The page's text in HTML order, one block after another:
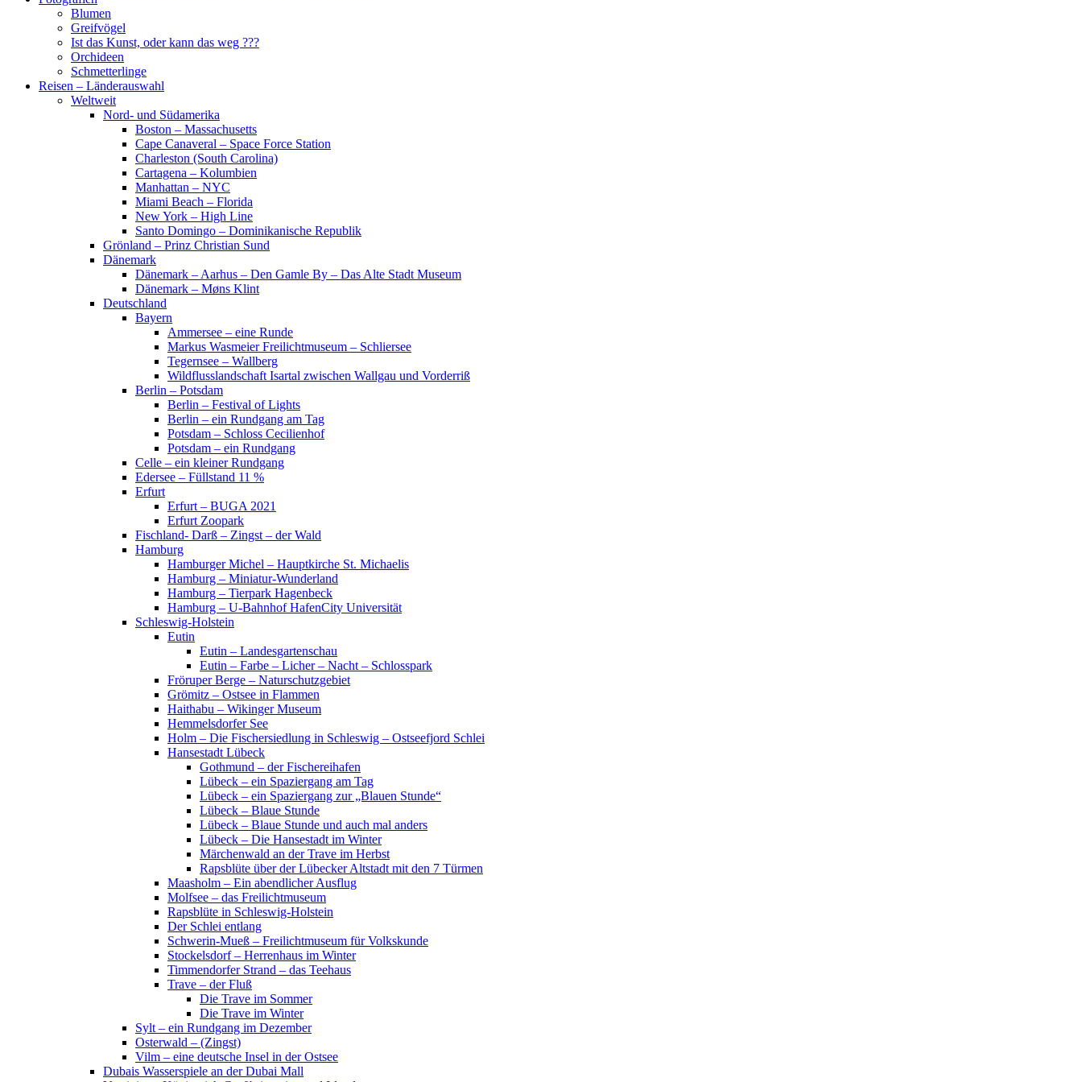
Blumen
Greifvögel
Ist das Kunst, oder kann das weg ???
Orchideen
Schmetterlinge
Reisen – Länderauswahl
Weltweit
Nord- und Südamerika
Boston – Massachusetts
Cape Canaveral – Space Force Station
Charleston (South Carolina)
Cartagena – Kolumbien
Manhattan – NYC
Miami Beach – Florida
New York – High Line
Santo Domingo – Dominikanische Republik
Grönland – Prinz Christian Sund
Dänemark
Dänemark – Aarhus – Den Gamle By – Das Alte Stadt Museum
Dänemark – Møns Klint
Deutschland
Bayern
Ammersee – eine Runde
Markus Wasmeier Freilichtmuseum – Schliersee
Tegernsee – Wallberg
Wildflusslandschaft Isartal zwischen Wallgau und Vorderriß
Berlin – Potsdam
Berlin – Festival of Lights
Berlin – ein Rundgang am Tag
Potsdam – Schloss Cecilienhof
Potsdam – ein Rundgang
Celle – ein kleiner Rundgang
Edersee – Füllstand 11 %
Erfurt
Erfurt – BUGA 2021
Erfurt Zoopark
Fischland- Darß – Zingst – der Wald
Hamburg
Hamburger Michel – Hauptkirche St. Michaelis
Hamburg – Miniatur-Wunderland
Hamburg – Tierpark Hagenbeck
Hamburg – U-Bahnhof HafenCity Universität
Schleswig-Holstein
Eutin
Eutin – Landesgartenschau
Eutin – Farbe – Licher – Nacht – Schlosspark
Fröruper Berge – Naturschutzgebiet
Grömitz – Ostsee in Flammen
Haithabu – Wikinger Museum
Hemmelsdorfer See
Holm – Die Fischersiedlung in Schleswig – Ostseefjord Schlei
Hansestadt Lübeck
Gothmund – der Fischereihafen
Lübeck – ein Spaziergang am Tag
Lübeck – ein Spaziergang zur „Blauen Stunde“
Lübeck – Blaue Stunde
Lübeck – Blaue Stunde und auch mal anders
Lübeck – Die Hansestadt im Winter
Märchenwald an der Trave im Herbst
Rapsblüte über der Lübecker Altstadt mit den 7 Türmen
Maasholm – Ein abendlicher Ausflug
Molfsee – das Freilichtmuseum
Rapsblüte in Schleswig-Holstein
Der Schlei entlang
Schwerin-Mueß – Freilichtmuseum für Volkskunde
Stockelsdorf – Herrenhaus im Winter
Timmendorfer Strand – das Teehaus
Trave – der Fluß
Die Trave im Sommer
Die Trave im Winter
Sylt – ein Rundgang im Dezember
Osterwald – (Zingst)
Vilm – eine deutsche Insel in der Ostsee
Dubais Wasserspiele an der Dubai Mall